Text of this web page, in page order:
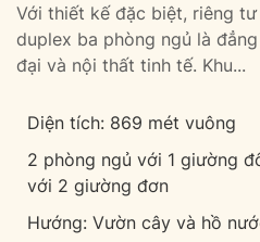
Với thiết kế đặc biệt, riêng
duplex ba phòng ngủ là
đại và nội thất tinh tế. Khu...
Diện tích: 869 mét vuông
2 phòng ngủ với 1 giường
với 2 giường đơn
Hướng: Vườn cây và hồ